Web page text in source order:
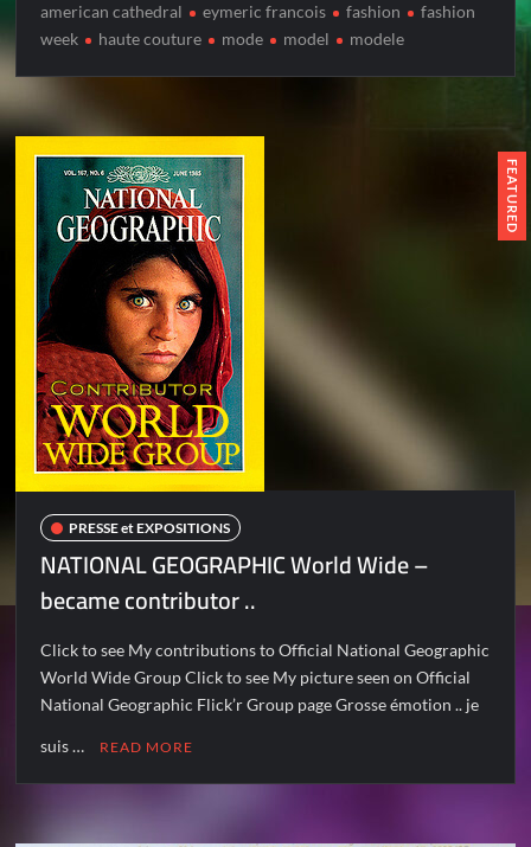
american cathedral
eymeric francois fashion
fashion
week
haute couture mode model modele
FEATURED
PRESSE et EXPOSITIONS
NATIONAL GEOGRAPHIC World Wide –
became contributor ..
Click to see My contributions to Official National Geographic
World Wide Group Click to see My picture seen on Official
National Geographic Flick’r Group page Grosse émotion .. je
suis … READ MORE